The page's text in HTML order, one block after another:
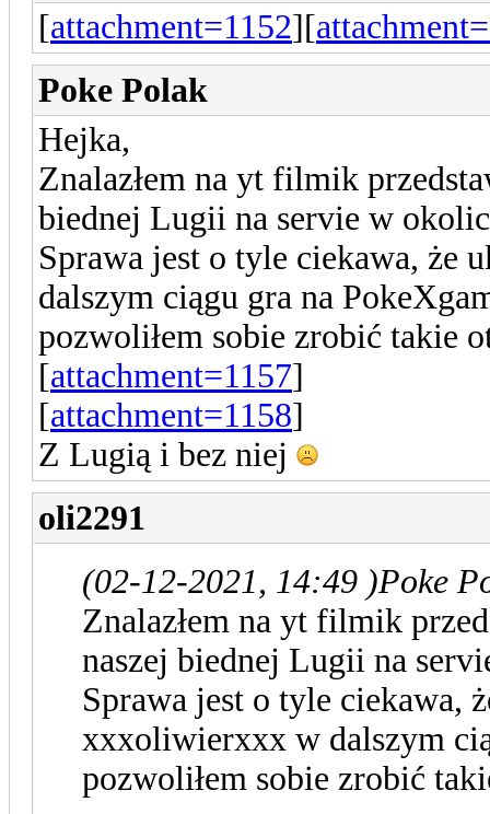
[attachment=1152][
Poke Polak
Hejka,
Znalazłem na yt filmik
biednej Lugii na servie w
Sprawa jest o tyle ciekawa, że
dalszym ciągu gra na
pozwoliłem sobie zrobić takie
[attachment=1157]
[attachment=1158]
Z Lugią i bez niej
oli2291
(02-12-2021, 14:49 )Poke
Znalazłem na yt filmik
naszej biednej Lugii na
Sprawa jest o tyle ciekawa,
xxxoliwierxxx w dalszym
pozwoliłem sobie zrobić